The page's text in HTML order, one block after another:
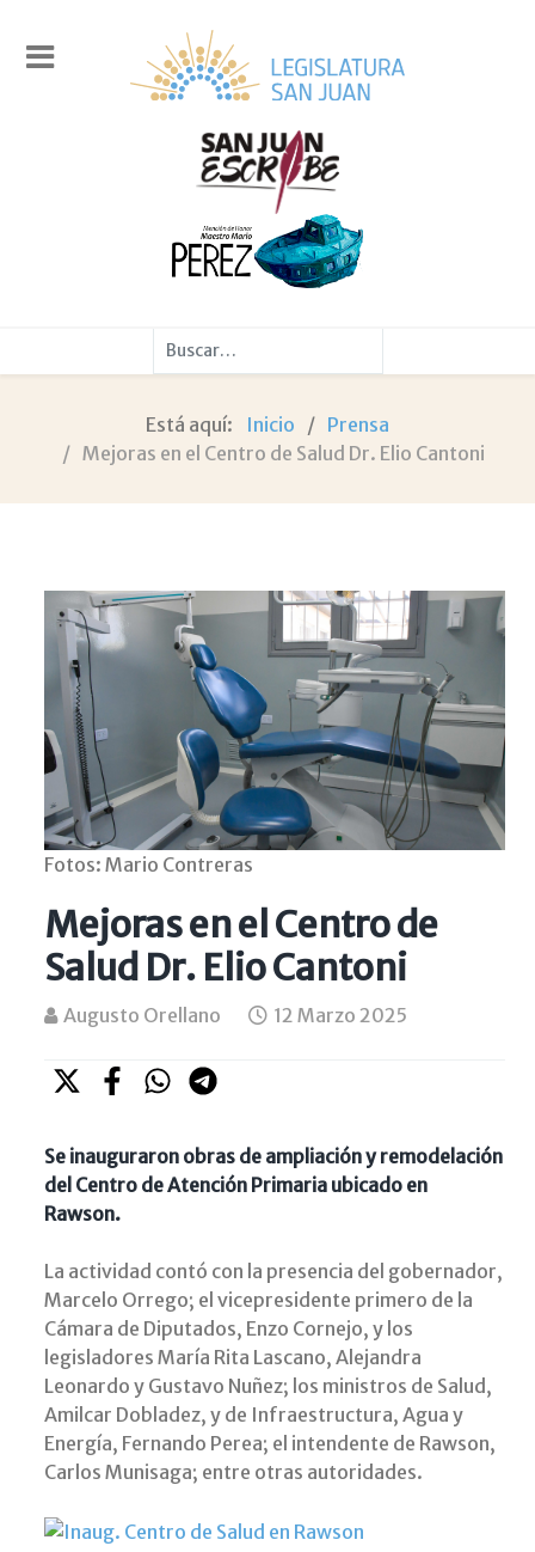
Buscar
Está aquí: Inicio
Prensa
Mejoras en el Centro de Salud Dr. Elio Cantoni
Fotos: Mario Contreras
Mejoras en el Centro de
Salud Dr. Elio Cantoni
Augusto Orellano 12 Marzo 2025
Se inauguraron obras de ampliación y remodelación
del Centro de Atención Primaria ubicado en
Rawson.
La actividad contó con la presencia del gobernador,
Marcelo Orrego; el vicepresidente primero de la
Cámara de Diputados, Enzo Cornejo, y los
legisladores María Rita Lascano, Alejandra
Leonardo y Gustavo Nuñez; los ministros de Salud,
Amilcar Dobladez, y de Infraestructura, Agua y
Energía, Fernando Perea; el intendente de Rawson,
Carlos Munisaga; entre otras autoridades.